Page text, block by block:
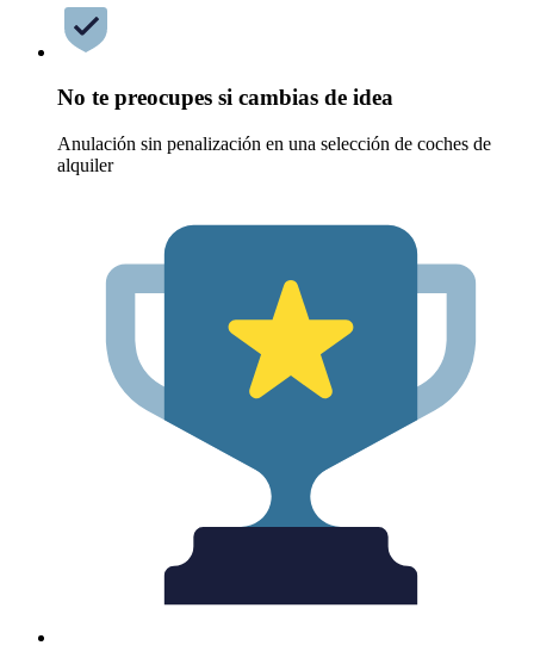
No te preocupes si cambias de idea
Anulación sin penalización en una selección de coches de
alquiler